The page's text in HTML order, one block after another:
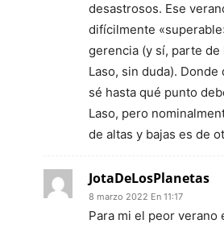
desastrosos. Ese
difícilmente
gerencia (y sí, parte de
Laso, sin duda).
sé hasta qué punto
Laso, pero
de altas y bajas es de
JotaDeLosPlanetas
8 marzo 2022 En 11:17
Para mi el peor verano